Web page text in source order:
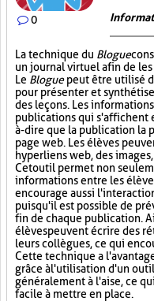
0
La technique du Blogue
un journal virtuel afin de
Le Bloguepeut être utilisé
pour présenter et
des leçons. Les
publications qui s'affichent
à-dire que la publication la
page web. Les élèves
hyperliens web, des
Cet outil permet non
informations entre les
encourage aussi
puisqu'il est possible de
fin de chaque publication.
élèves peuvent écrire des
leurs collègues, ce qui
Cette technique a
grâce à l'utilisation d'un
généralement à l'aise, ce
facile à mettre en place.